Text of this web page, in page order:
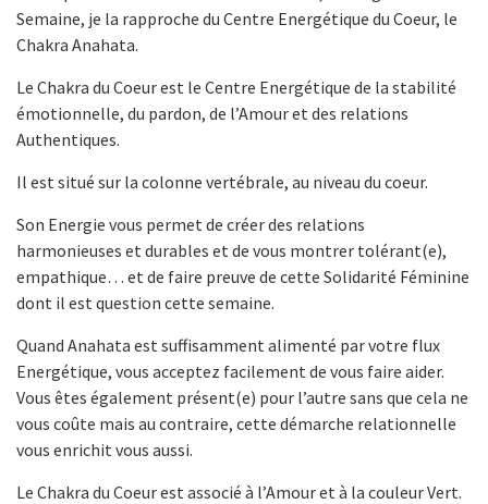
Semaine, je la rapproche du Centre Energétique du Coeur, le
Chakra Anahata.
Le Chakra du Coeur est le Centre Energétique de la stabilité
émotionnelle, du pardon, de l’Amour et des relations
Authentiques.
Il est situé sur la colonne vertébrale, au niveau du coeur.
Son Energie vous permet de créer des relations
harmonieuses et durables et de vous montrer tolérant(e),
empathique… et de faire preuve de cette Solidarité Féminine
dont il est question cette semaine.
Quand Anahata est suffisamment alimenté par votre flux
Energétique, vous acceptez facilement de vous faire aider.
Vous êtes également présent(e) pour l’autre sans que cela ne
vous coûte mais au contraire, cette démarche relationnelle
vous enrichit vous aussi.
Le Chakra du Coeur est associé à l’Amour et à la couleur Vert.